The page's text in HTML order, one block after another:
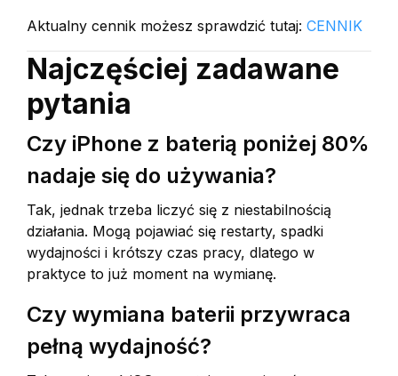
Aktualny cennik możesz sprawdzić tutaj: CENNIK
Najczęściej zadawane
pytania
Czy iPhone z baterią poniżej 80%
nadaje się do używania?
Tak, jednak trzeba liczyć się z niestabilnością
działania. Mogą pojawiać się restarty, spadki
wydajności i krótszy czas pracy, dlatego w
praktyce to już moment na wymianę.
Czy wymiana baterii przywraca
pełną wydajność?